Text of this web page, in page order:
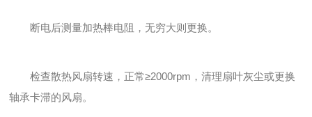
断电后测量加热棒电阻，无穷大则更换。
检查散热风扇转速，正常≥2000rpm，清理扇叶灰尘或更换
轴承卡滞的风扇。